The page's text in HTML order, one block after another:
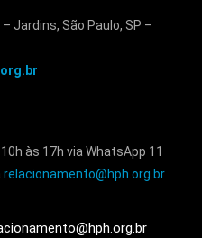
Jardins, São Paulo, SP –
às 17h via WhatsApp 11
relacionamento@hph.org.br